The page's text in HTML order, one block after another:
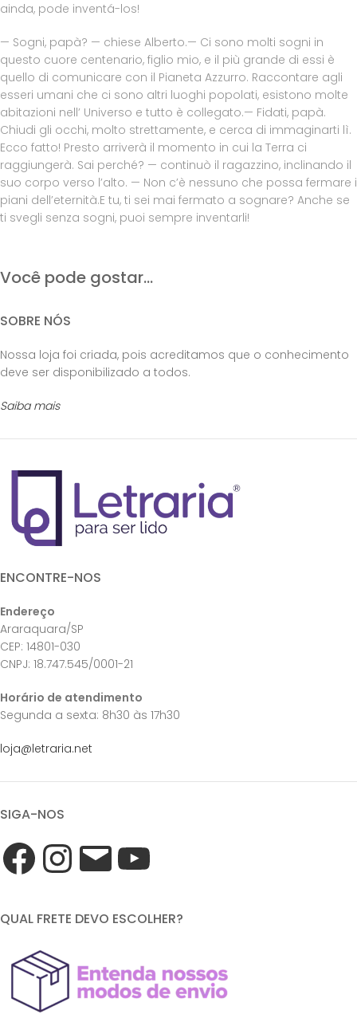
ainda, pode inventá-los!
— Sogni, papà? — chiese Alberto.— Ci sono molti sogni in
questo cuore centenario, figlio mio, e il più grande di essi è
quello di comunicare con il Pianeta Azzurro. Raccontare agli
esseri umani che ci sono altri luoghi popolati, esistono molte
abitazioni nell’ Universo e tutto è collegato.— Fidati, papà.
Chiudi gli occhi, molto strettamente, e cerca di immaginarti lì.
Ecco fatto! Presto arriverà il momento in cui la Terra ci
raggiungerà. Sai perché? — continuò il ragazzino, inclinando il
suo corpo verso l’alto. — Non c’è nessuno che possa fermare i
piani dell’eternità.E tu, ti sei mai fermato a sognare? Anche se
ti svegli senza sogni, puoi sempre inventarli!
Você pode gostar...
SOBRE NÓS
Nossa loja foi criada, pois acreditamos que o conhecimento
deve ser disponibilizado a todos.
Saiba mais
ENCONTRE-NOS
Endereço
Araraquara/SP
CEP: 14801-030
CNPJ: 18.747.545/0001-21
Horário de atendimento
Segunda a sexta: 8h30 às 17h30
loja@letraria.net
SIGA-NOS
QUAL FRETE DEVO ESCOLHER?